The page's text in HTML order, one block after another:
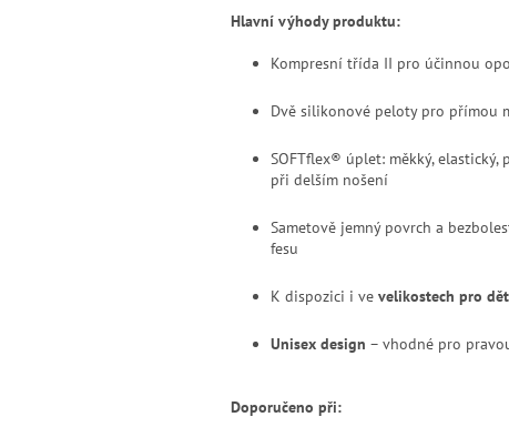
Hlavní výhody produktu:
Kompresní třída II pro účinnou
Dvě silikonové peloty pro přímou
SOFTflex® úplet: měkký,
při delším nošení
Sametově jemný povrch a
fesu
K dispozici i ve velikostech pro
Unisex design – vhodné pro
Doporučeno při: